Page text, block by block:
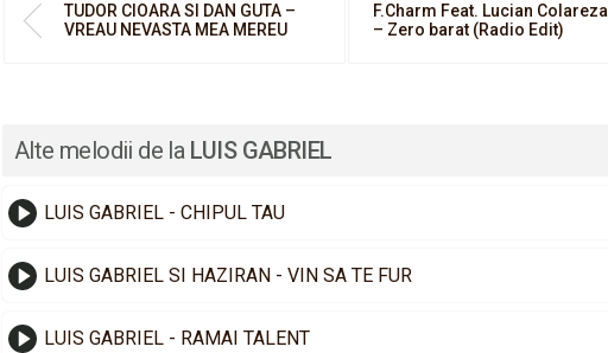
TUDOR CIOARA SI DAN GUTA –
VREAU NEVASTA MEA MEREU
F.Charm Feat. Lucian Colareza
– Zero barat (Radio Edit)
Alte melodii de la LUIS GABRIEL
LUIS GABRIEL - CHIPUL TAU
LUIS GABRIEL SI HAZIRAN - VIN SA TE FUR
LUIS GABRIEL - RAMAI TALENT